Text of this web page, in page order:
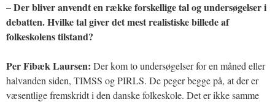
– Der bliver anvendt en række forskellige tal og undersøgelser i
debatten. Hvilke tal giver det mest realistiske billede af
folkeskolens tilstand?
Per Fibæk Laursen: Der kom to undersøgelser for en måned eller
halvanden siden, TIMSS og PIRLS. De peger begge på, at der er
væsentlige fremskridt i den danske folkeskole. Det er ikke samme